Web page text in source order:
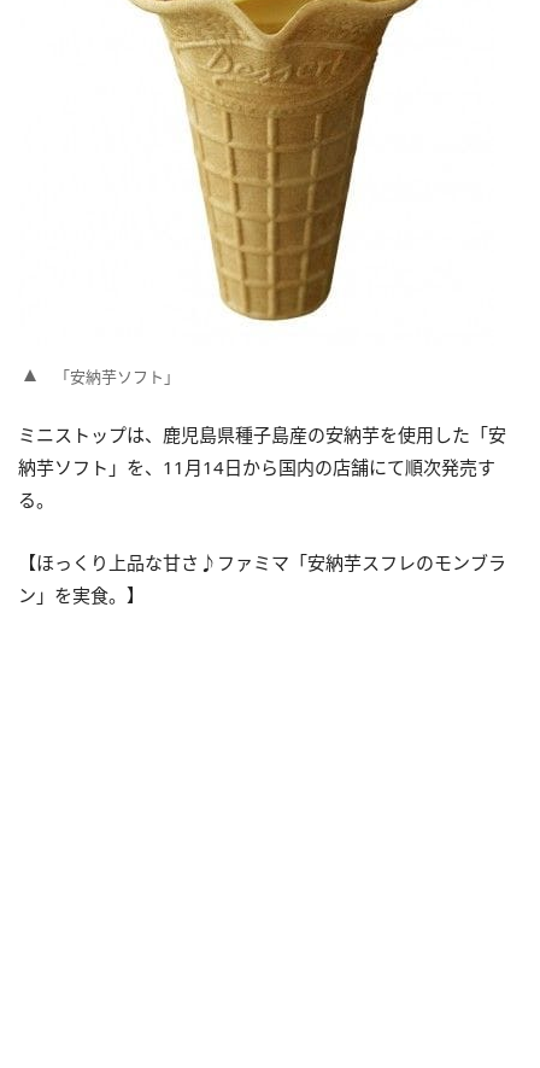
「安納芋ソフト」
ミニストップは、鹿児島県種子島産の安納芋を使用した「安
納芋ソフト」を、11月14日から国内の店舗にて順次発売す
る。
【ほっくり上品な甘さ♪ファミマ「安納芋スフレのモンブラ
ン」を実食。】